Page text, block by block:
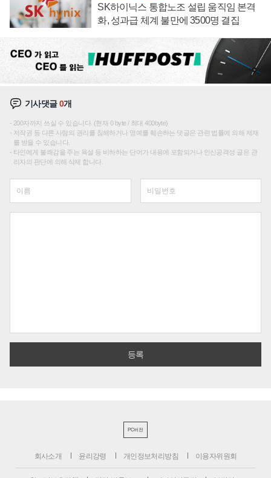
SK하이닉스 통합노조 설립 움직임 본격
화, 성과급 체계 불만에 3500명 결집
기사댓글0개
200자까지 쓰실 수 있습니다. (현재 0 byte / 최대 400byte)
저작권 등 다른 사람의 권리를 침해하거나 명예를 훼손하는 댓글은 관련 법률에 의해 제재
를 받을 수 있습니다.
타인에게 불쾌감을 주는 욕설 등 비하하는 단어가 내용에 포함되거나 인신공격성 글은 관
리자의 판단에 의해 삭제 합니다.
PC버전
회사소개 윤리강령 개인정보처리방침 이용자위원회